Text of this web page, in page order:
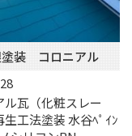
塗装 コロニアル
ル瓦（化粧スレー
工法塗装 水谷ﾍﾟｲﾝ